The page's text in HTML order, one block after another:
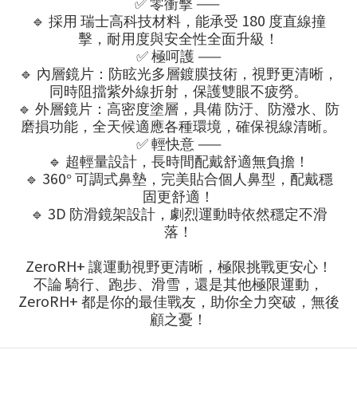
零衝擊
🔹 採用 瑞士高科技材料，能承受 180 度直線撞
擊，耐用度與安全性全面升級！
✅ 極呵護 ——
🔹 內層鏡片：防眩光多層鍍膜技術，視野更清晰，
同時阻擋紫外線折射，保護雙眼不疲勞。
🔹 外層鏡片：高密度塗層，具備 防汙、防潑水、防
磨損功能，全天候適應各種環境，確保視線清晰。
✅ 輕快意——
🔹 超輕量設計，長時間配戴舒適無負擔！
🔹 360° 可調式鼻墊，完美貼合個人鼻型，配戴穩
固更舒適！
🔹 3D 防滑鏡架設計，劇烈運動時依然穩定不滑
落！
ZeroRH+ 讓運動視野更清晰，極限挑戰更安心！
不論 騎行、跑步、滑雪，還是其他極限運動，
ZeroRH+ 都是你的最佳戰友，助你全力突破，無後
顧之憂！